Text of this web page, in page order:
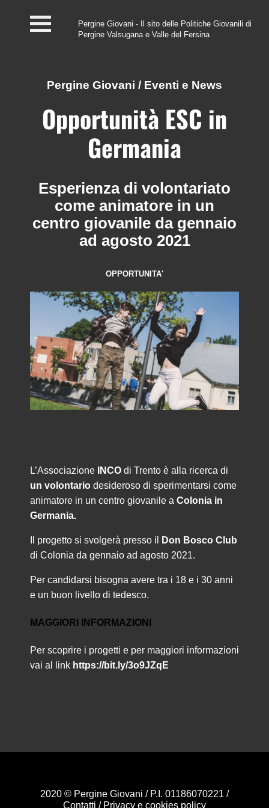
#InfoPoint
Centro #Kairos
PGZ Pergine e Valle
del Fersina
Eventi e News
Contatti
Pergine Giovani - Il sito delle Politiche Giovanili di
Pergine Valsugana e Valle del Fersina
Pergine Giovani / Eventi e News
Opportunità ESC in
Germania
Esperienza di volontariato
come animatore in un
centro giovanile da gennaio
ad agosto 2021
OPPORTUNITA'
L’Associazione INCO di Trento è alla ricerca di
un volontario desideroso di sperimentarsi come
animatore in un centro giovanile a Colonia in
Germania.
Il progetto si svolgerà presso il
Don Bosco Club
di Colonia da gennaio ad agosto 2021.
Per candidarsi bisogna avere tra i 18 e i 30 anni
e un buon livello di tedesco.
MAGGIORI INFORMAZIONI
Per scoprire i progetti e per maggiori informazioni
vai al link https://bit.ly/3o9JZqE
2020 © Pergine Giovani / P.I. 01186070221 /
Contatti / Privacy e cookies policy